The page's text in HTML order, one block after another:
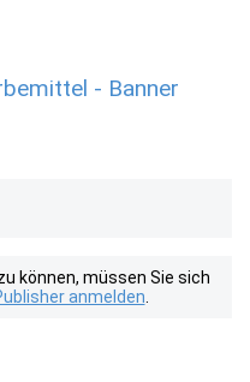
- Banner
können, müssen Sie sich
anmelden